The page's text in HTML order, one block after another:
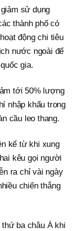
sử dụng
thành phố có
động chi tiêu
nước ngoài để
gia.
tới 50% lượng
nhập khẩu trong
cầu leo thang.
kể từ khi xung
kêu gọi người
ra chỉ vài ngày
chiến thắng
ba châu Á khi